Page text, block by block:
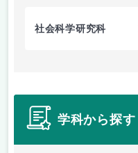
社会科学研究科
学科から探す